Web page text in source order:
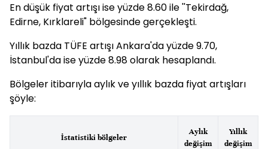
En düşük fiyat artışı ise yüzde 8.60 ile ''Tekirdağ,
Edirne, Kırklareli" bölgesinde gerçekleşti.
Yıllık bazda TÜFE artışı Ankara'da yüzde 9.70,
İstanbul'da ise yüzde 8.98 olarak hesaplandı.
Bölgeler itibarıyla aylık ve yıllık bazda fiyat artışları
şöyle:
İstatistiki bölgeler
Aylık
değişim
Yıllık
değişim